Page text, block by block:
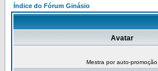
Índice do Fórum Ginásio
Avatar
Mestra por auto-promoção